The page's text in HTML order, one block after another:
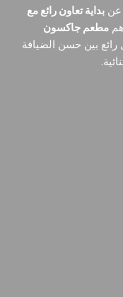
عن بداية تعاون رائع مع
مطعم جاكسون
بين حسن الضيافة